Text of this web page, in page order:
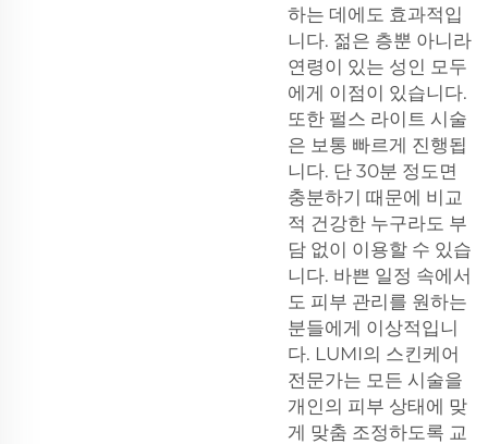
하는 데에도 효과적입
니다. 젊은 층뿐 아니라
연령이 있는 성인 모두
에게 이점이 있습니다.
또한 펄스 라이트 시술
은 보통 빠르게 진행됩
니다. 단 30분 정도면
충분하기 때문에 비교
적 건강한 누구라도 부
담 없이 이용할 수 있습
니다. 바쁜 일정 속에서
도 피부 관리를 원하는
분들에게 이상적입니
다. LUMI의 스킨케어
전문가는 모든 시술을
개인의 피부 상태에 맞
게 맞춤 조정하도록 교